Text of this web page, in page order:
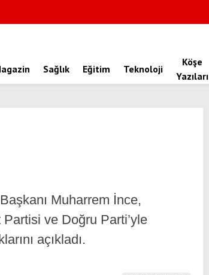
Sağlık Eğitim Teknoloji
Köşe
Yazıları
Muharrem İnce,
ve Doğru Parti’yle
açıkladı.